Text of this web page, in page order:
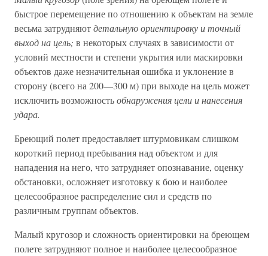
быстрое перемещение по отношению к объектам на земле
весьма затрудняютдетальную ориентировку и точный
выход на цель; в некоторых случаях в зависимости от
условий местности и степени укрытия или маскировки
объектов даже незначительная ошибка и уклонение в
сторону (всего на 200—300 м) при выходе на цель может
исключить возможностьобнаружения цели и нанесения
удара.
Бреющий полет предоставляет штурмовикам слишком
короткий период пребывания над объектом и для
нападения на него, что затрудняет опознавание, оценку
обстановки, осложняет изготовку к бою и наиболее
целесообразное распределение сил и средств по
различным группам объектов.
Малый кругозор и сложность ориентировки на бреющем
полете затрудняют полное и наиболее целесообразное